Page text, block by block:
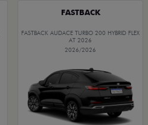
FASTBACK
FASTBACK AUDACE TURBO 200 HYBRID FLEX
AT 2026
2026/2026